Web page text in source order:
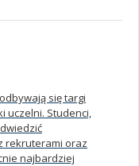
się targi
uczelni. Studenci,
rekruterami oraz
najbardziej